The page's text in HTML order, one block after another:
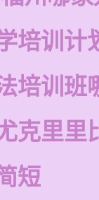
培训计
培训班
克里里
短